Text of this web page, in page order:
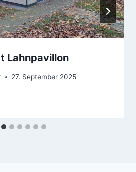
Lahnpavillon
27. September 2025